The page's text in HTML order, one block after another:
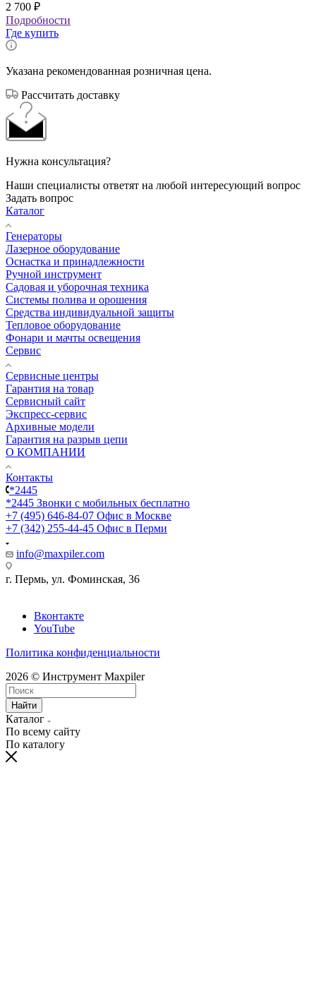
2 700 ₽
Подробности
Где купить
Указана рекомендованная розничная цена.
Рассчитать доставку
Нужна консультация?
Наши специалисты ответят на любой интересующий вопрос
Задать вопрос
Каталог
Генераторы
Лазерное оборудование
Оснастка и принадлежности
Ручной инструмент
Садовая и уборочная техника
Системы полива и орошения
Средства индивидуальной защиты
Тепловое оборудование
Фонари и мачты освещения
Сервис
Сервисные центры
Гарантия на товар
Сервисный сайт
Экспресс-сервис
Архивные модели
Гарантия на разрыв цепи
О КОМПАНИИ
Контакты
*2445
*2445 Звонки с мобильных бесплатно
+7 (495) 646-84-07 Офис в Москве
+7 (342) 255-44-45 Офис в Перми
info@maxpiler.com
г. Пермь, ул. Фоминская, 36
Вконтакте
YouTube
Политика конфиденциальности
2026 © Инструмент Maxpiler
Найти
Каталог
По всему сайту
По каталогу